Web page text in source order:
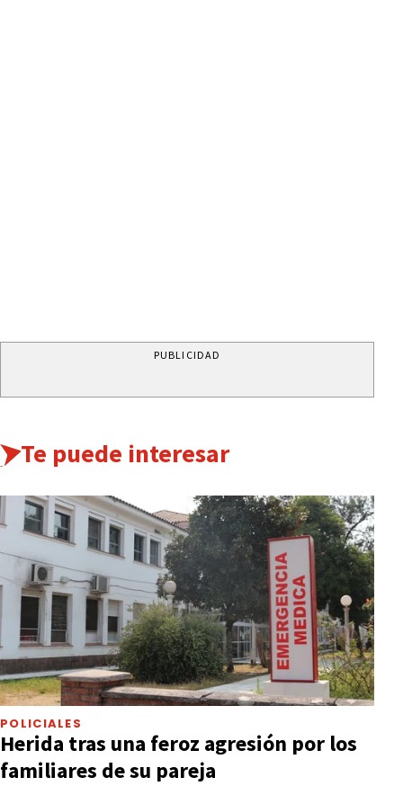
PUBLICIDAD
Te puede interesar
POLICIALES
Herida tras una feroz agresión por los
familiares de su pareja